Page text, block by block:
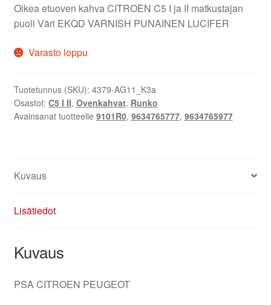
Oikea etuoven kahva CITROEN C5 I ja II matkustajan
puoli Väri EKQD VARNISH PUNAINEN LUCIFER
Varasto loppu
Tuotetunnus (SKU): 4379-AG11_K3a
Osastot: C5 I II, Ovenkahvat, Runko
Avainsanat tuotteelle 9101R0, 9634765777, 9634765977
Kuvaus
Lisätiedot
Kuvaus
PSA CITROEN PEUGEOT